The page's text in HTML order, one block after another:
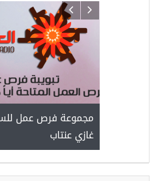
مجموعة فرص عمل
غازي عنتاب